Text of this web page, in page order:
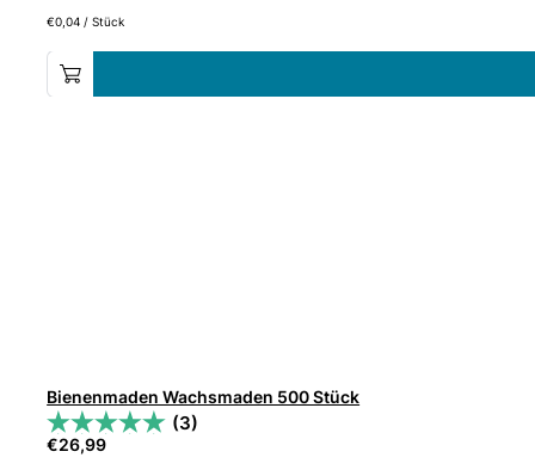
€0,04 /Stück
Bienenmaden Wachsmaden 500 Stück
(3)
€26,99